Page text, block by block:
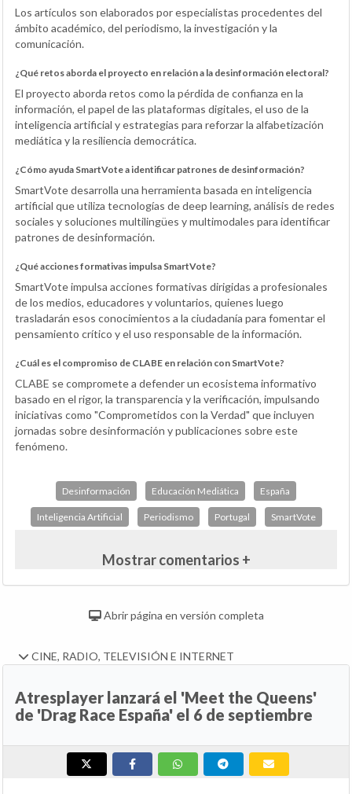
Los artículos son elaborados por especialistas procedentes del
ámbito académico, del periodismo, la investigación y la
comunicación.
¿Qué retos aborda el proyecto en relación a la desinformación electoral?
El proyecto aborda retos como la pérdida de confianza en la
información, el papel de las plataformas digitales, el uso de la
inteligencia artificial y estrategias para reforzar la alfabetización
mediática y la resiliencia democrática.
¿Cómo ayuda SmartVote a identificar patrones de desinformación?
SmartVote desarrolla una herramienta basada en inteligencia
artificial que utiliza tecnologías de deep learning, análisis de redes
sociales y soluciones multilingües y multimodales para identificar
patrones de desinformación.
¿Qué acciones formativas impulsa SmartVote?
SmartVote impulsa acciones formativas dirigidas a profesionales
de los medios, educadores y voluntarios, quienes luego
trasladarán esos conocimientos a la ciudadanía para fomentar el
pensamiento crítico y el uso responsable de la información.
¿Cuál es el compromiso de CLABE en relación con SmartVote?
CLABE se compromete a defender un ecosistema informativo
basado en el rigor, la transparencia y la verificación, impulsando
iniciativas como "Comprometidos con la Verdad" que incluyen
jornadas sobre desinformación y publicaciones sobre este
fenómeno.
Desinformación Educación Mediática España
Inteligencia Artificial Periodismo Portugal SmartVote
Mostrar comentarios +
Abrir página en versión completa
CINE, RADIO, TELEVISIÓN E INTERNET
Atresplayer lanzará el 'Meet the Queens'
de 'Drag Race España' el 6 de septiembre